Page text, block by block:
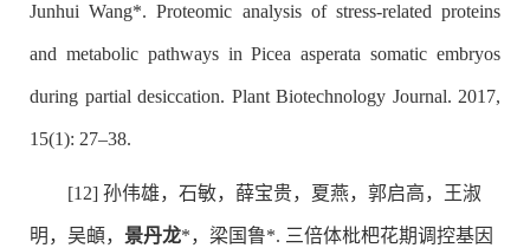
Junhui Wang*. Proteomic analysis of stress-related proteins
and metabolic pathways in Picea asperata somatic embryos
during partial desiccation. Plant Biotechnology Journal. 2017,
15(1): 27–38.
[12] 孙伟雄，石敏，薛宝贵，夏燕，郭启高，王淑
明，吴頔， 景丹龙*，梁国鲁*. 三倍体枇杷花期调控基因